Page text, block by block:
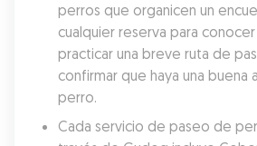
perros que organicen un
cualquier reserva para
practicar una breve ruta de
confirmar que haya una buena
perro.
Cada servicio de paseo de